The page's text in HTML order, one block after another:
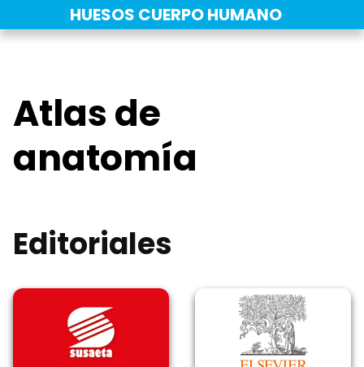
al
HUESOS CUERPO HUMANO
Atlas de
anatomía
Editoriales